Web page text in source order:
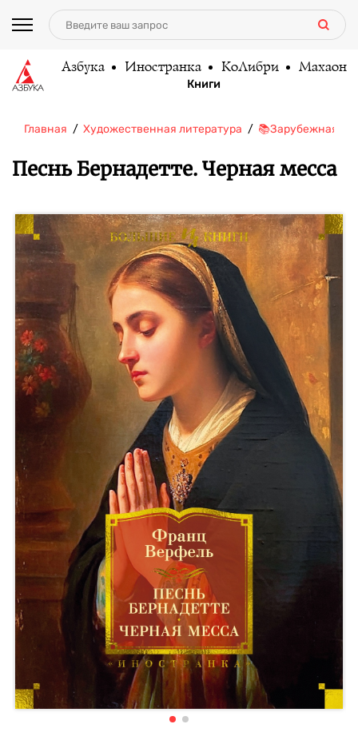
Азбука Иностранка КоЛибри Махаон
Книги
Главная Художественная литература 📚Зарубежная
Песнь Бернадетте. Черная месса